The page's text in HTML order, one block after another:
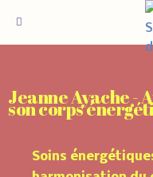
Jeanne Ayache -
son corps
Soins